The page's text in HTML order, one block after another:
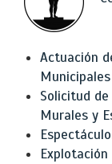
Actuación
Municipales
Solicitud
Murales y